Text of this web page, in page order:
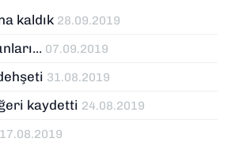
kaldık 28.09.2019
07.09.2019
31.08.2019
kaydetti 24.08.2019
17.08.2019